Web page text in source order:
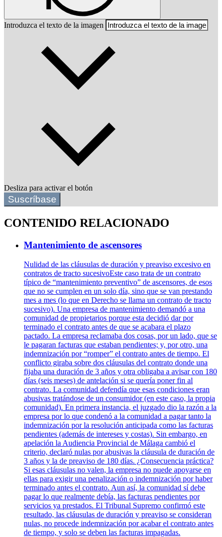
Introduzca el texto de la imagen
Desliza para activar el botón
Suscríbase
CONTENIDO RELACIONADO
Mantenimiento de ascensores
Nulidad de las cláusulas de duración y preaviso excesivo en
contratos de tracto sucesivoEste caso trata de un contrato
típico de “mantenimiento preventivo” de ascensores, de esos
que no se cumplen en un solo día, sino que se van prestando
mes a mes (lo que en Derecho se llama un contrato de tracto
sucesivo). Una empresa de mantenimiento demandó a una
comunidad de propietarios porque esta decidió dar por
terminado el contrato antes de que se acabara el plazo
pactado. La empresa reclamaba dos cosas, por un lado, que se
le pagaran facturas que estaban pendientes; y, por otro, una
indemnización por “romper” el contrato antes de tiempo. El
conflicto giraba sobre dos cláusulas del contrato donde una
fijaba una duración de 3 años y otra obligaba a avisar con 180
días (seis meses) de antelación si se quería poner fin al
contrato. La comunidad defendía que esas condiciones eran
abusivas tratándose de un consumidor (en este caso, la propia
comunidad). En primera instancia, el juzgado dio la razón a la
empresa por lo que condenó a la comunidad a pagar tanto la
indemnización por la resolución anticipada como las facturas
pendientes (además de intereses y costas). Sin embargo, en
apelación la Audiencia Provincial de Málaga cambió el
criterio, declaró nulas por abusivas la cláusula de duración de
3 años y la de preaviso de 180 días. ¿Consecuencia práctica?
Si esas cláusulas no valen, la empresa no puede apoyarse en
ellas para exigir una penalización o indemnización por haber
terminado antes el contrato. Aun así, la comunidad sí debe
pagar lo que realmente debía, las facturas pendientes por
servicios ya prestados. El Tribunal Supremo confirmó este
resultado, las cláusulas de duración y preaviso se consideran
nulas, no procede indemnización por acabar el contrato antes
de tiempo, y solo se deben las facturas impagadas.